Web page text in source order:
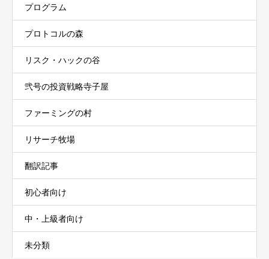
プログラム
プロトコルの森
リスク・ハックの谷
弐号の投資戦略寺子屋
ファーミングの村
リサーチ牧場
翻訳記事
初心者向け
中・上級者向け
未分類